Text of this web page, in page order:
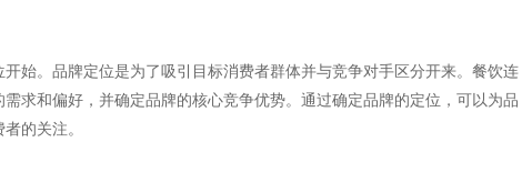
开始。品牌定位是为了吸引目标消费者群体并与竞争对手区分开来。餐饮连
求和偏好，并确定品牌的核心竞争优势。通过确定品牌的定位，可以为品
的关注。